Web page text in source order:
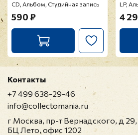
CD, Альбом, Студийная запись
590 ₽
LP,
4
Контакты
+7 499 638-29-46
info@collectomania.ru
г Москва, пр-т Вернадского, д 29,
БЦ Лето, офис 1202